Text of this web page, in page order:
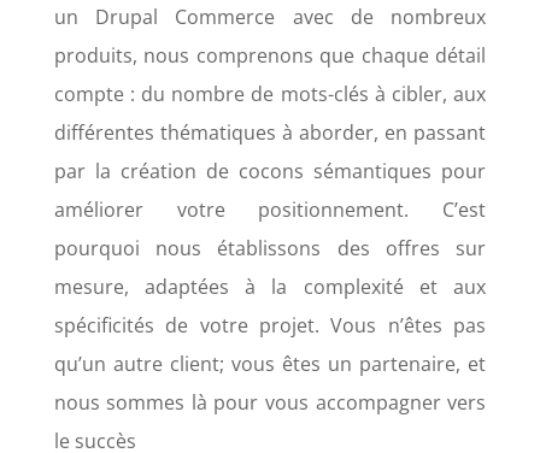
un Drupal Commerce avec de nombreux
produits, nous comprenons que chaque détail
compte : du nombre de mots-clés à cibler, aux
différentes thématiques à aborder, en passant
par la création de cocons sémantiques pour
améliorer votre positionnement. C’est
pourquoi nous établissons des offres sur
mesure, adaptées à la complexité et aux
spécificités de votre projet. Vous n’êtes pas
qu’un autre client; vous êtes un partenaire, et
nous sommes là pour vous accompagner vers
le succès